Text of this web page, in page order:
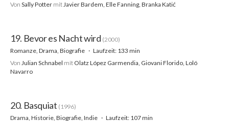
Von Sally Potter mitJavier Bardem, Elle Fanning, Branka Katić
19. Bevor es Nacht wird (2000)
Romanze, Drama, Biografie
Laufzeit: 133 min
Von Julian Schnabel mit Olatz López Garmendia, Giovani Florido, Loló
Navarro
20. Basquiat (1996)
Drama, Historie, Biografie, Indie
Laufzeit: 107 min